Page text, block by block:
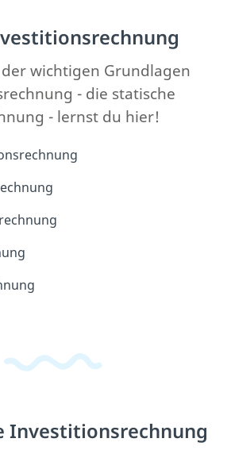
wichtigen Grundlagen
- die statische
- lernst du hier!
Investitionsrechnung